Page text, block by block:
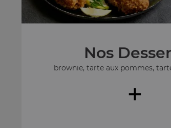
Nos
brownie, tarte aux pommes,
+